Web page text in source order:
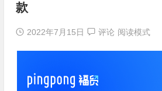
款
2022年7月15日 评论 阅读模式